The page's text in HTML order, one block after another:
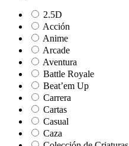
2.5D
Acción
Anime
Arcade
Aventura
Battle Royale
Beat’em Up
Carrera
Cartas
Casual
Caza